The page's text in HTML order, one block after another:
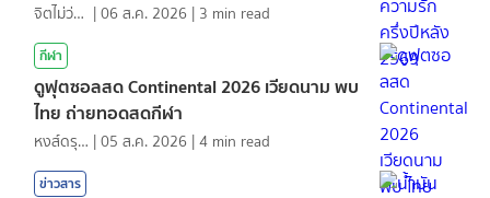
จิตไม่ว่าง |06 ส.ค. 2026 | 3 min read
กีฬา
ดูฟุตซอลสด Continental 2026 เวียดนาม พบ
ไทย ถ่ายทอดสดกีฬา
หงส์ดรุณ |05 ส.ค. 2026 |4 min read
ข่าวสาร